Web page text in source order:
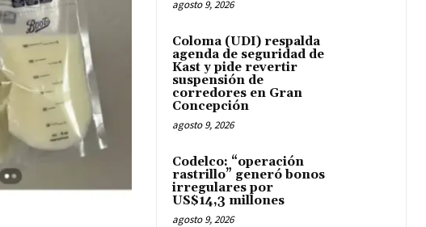
agosto 9, 2026
Coloma (UDI) respalda
agenda de seguridad de
Kast y pide revertir
suspensión de
corredores en Gran
Concepción
agosto 9, 2026
Codelco: “operación
rastrillo” generó bonos
irregulares por
US$14,3 millones
agosto 9, 2026